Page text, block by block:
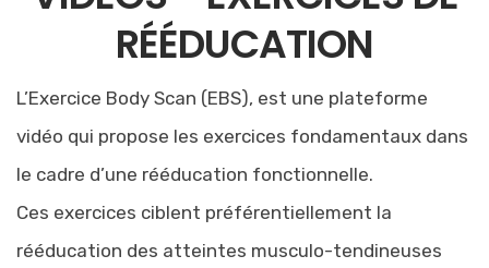
RÉÉDUCATION
L’Exercice Body Scan (EBS), est une plateforme
vidéo qui propose les exercices fondamentaux dans
le cadre d’une rééducation fonctionnelle.
Ces exercices ciblent préférentiellement la
rééducation des atteintes musculo-tendineuses